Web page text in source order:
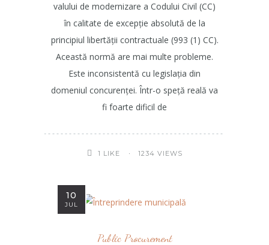
valului de modernizare a Codului Civil (CC)
în calitate de excepție absolută de la
principiul libertății contractuale (993 (1) CC).
Această normă are mai multe probleme.
Este inconsistentă cu legislația din
domeniul concurenței. Într-o speță reală va
fi foarte dificil de
1 LIKE 1234 VIEWS
10
JUL
Public Procurement